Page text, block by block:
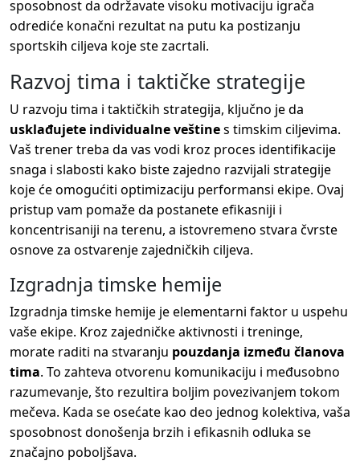
sposobnost da održavate visoku motivaciju igrača
odrediće konačni rezultat na putu ka postizanju
sportskih ciljeva koje ste zacrtali.
Razvoj tima i taktičke strategije
U razvoju tima i taktičkih strategija, ključno je da
usklađujete individualne veštines timskim ciljevima.
Vaš trener treba da vas vodi kroz proces identifikacije
snaga i slabosti kako biste zajedno razvijali strategije
koje će omogućiti optimizaciju performansi ekipe. Ovaj
pristup vam pomaže da postanete efikasniji i
koncentrisaniji na terenu, a istovremeno stvara čvrste
osnove za ostvarenje zajedničkih ciljeva.
Izgradnja timske hemije
Izgradnja timske hemije je elementarni faktor u uspehu
vaše ekipe. Kroz zajedničke aktivnosti i treninge,
morate raditi na stvaranju pouzdanja između članova
tima. To zahteva otvorenu komunikaciju i međusobno
razumevanje, što rezultira boljim povezivanjem tokom
mečeva. Kada se osećate kao deo jednog kolektiva, vaša
sposobnost donošenja brzih i efikasnih odluka se
značajno poboljšava.